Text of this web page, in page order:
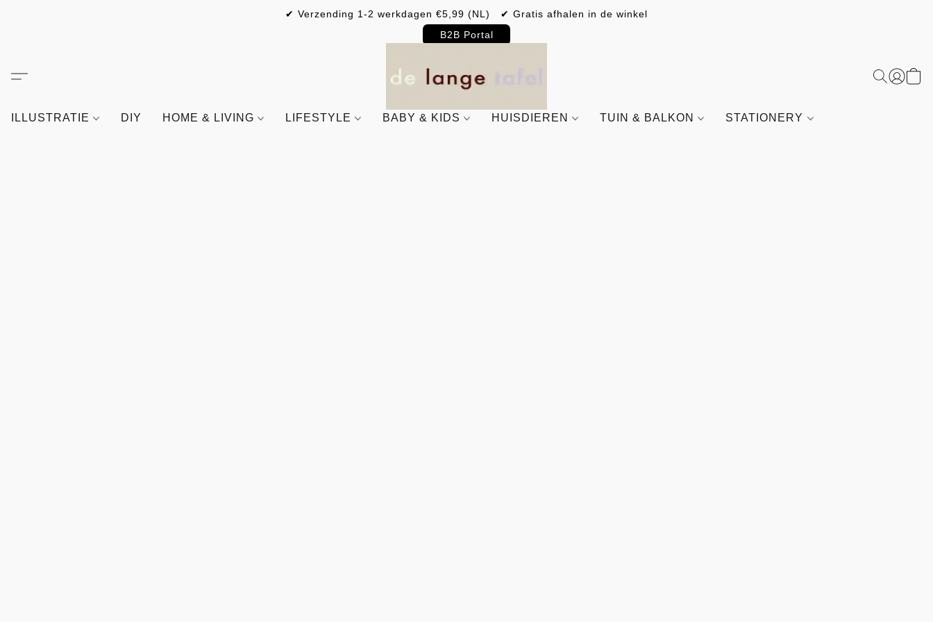
✔ Verzending 1-2 werkdagen €5,99 (NL) ✔ Gratis afhalen in de winkel
B2B Portal
ILLUSTRATIE DIY HOME & LIVING LIFESTYLE BABY & KIDS HUISDIEREN TUIN & BALKON STATIONERY